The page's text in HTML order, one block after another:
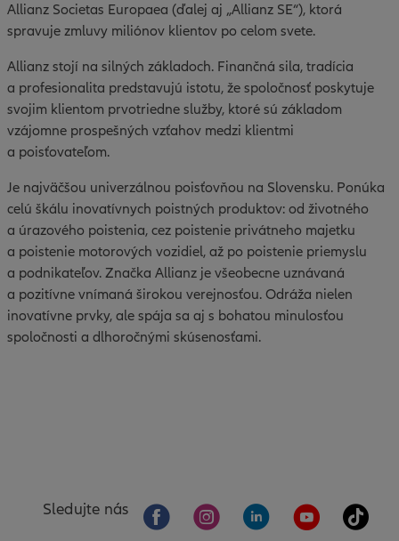
Allianz Societas Europaea (ďalej aj „Allianz SE“), ktorá
spravuje zmluvy miliónov klientov po celom svete.
Allianz stojí na silných základoch. Finančná sila, tradícia
a profesionalita predstavujú istotu, že spoločnosť poskytuje
svojim klientom prvotriedne služby, ktoré sú základom
vzájomne prospešných vzťahov medzi klientmi
a poisťovateľom.
Je najväčšou univerzálnou poisťovňou na Slovensku. Ponúka
celú škálu inovatívnych poistných produktov: od životného
a úrazového poistenia, cez poistenie privátneho majetku
a poistenie motorových vozidiel, až po poistenie priemyslu
a podnikateľov. Značka Allianz je všeobecne uznávaná
a pozitívne vnímaná širokou verejnosťou. Odráža nielen
inovatívne prvky, ale spája sa aj s bohatou minulosťou
spoločnosti a dlhoročnými skúsenosťami.
Sledujte nás